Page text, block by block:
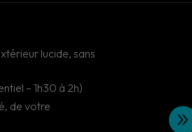
lucide, sans
– 1h30 à 2h)
de votre
9